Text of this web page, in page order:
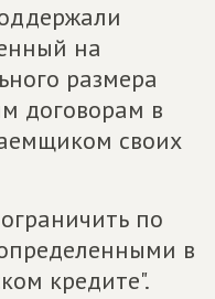
на
размера
договорам в
своих
по
в
кредите".